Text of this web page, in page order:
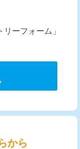
ーフォーム」
から